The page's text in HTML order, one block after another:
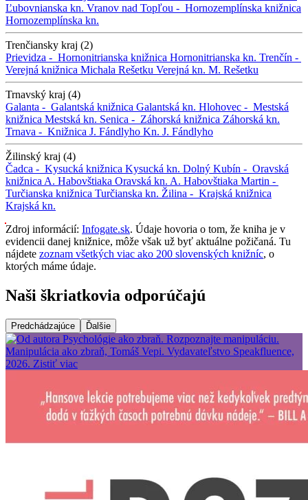
Ľubovnianska kn. Vranov nad Topľou - Hornozemplínska knižnica
Hornozemplínska kn.
Trenčiansky kraj (2)
Prievidza - Hornonitrianska knižnica Hornonitrianska kn. Trenčín -
Verejná knižnica Michala Rešetku Verejná kn. M. Rešetku
Trnavský kraj (4)
Galanta - Galantská knižnica Galantská kn. Hlohovec - Mestská
knižnica Mestská kn. Senica - Záhorská knižnica Záhorská kn.
Trnava - Knižnica J. Fándlyho Kn. J. Fándlyho
Žilinský kraj (4)
Čadca - Kysucká knižnica Kysucká kn. Dolný Kubín - Oravská
knižnica A. Habovštiaka Oravská kn. A. Habovštiaka Martin -
Turčianska knižnica Turčianska kn. Žilina - Krajská knižnica
Krajská kn.
Zdroj informácií: Infogate.sk. Údaje hovoria o tom, že kniha je v
evidencii danej knižnice, môže však už byť aktuálne požičaná. Tu
nájdete zoznam všetkých viac ako 200 slovenských knižníc, o
ktorých máme údaje.
Naši škriatkovia odporúčajú
Predchádzajúce Ďalšie